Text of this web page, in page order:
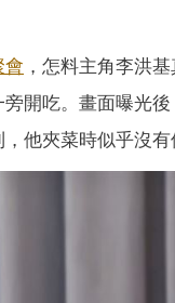
會 ，怎料主角李洪
開吃。畫面曝光
他夾菜時似乎沒有